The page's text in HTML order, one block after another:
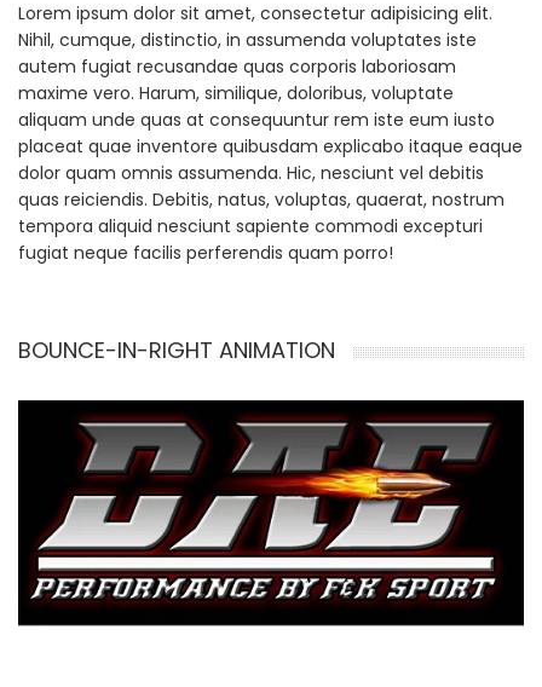
Lorem ipsum dolor sit amet, consectetur adipisicing elit.
Nihil, cumque, distinctio, in assumenda voluptates iste
autem fugiat recusandae quas corporis laboriosam
maxime vero. Harum, similique, doloribus, voluptate
aliquam unde quas at consequuntur rem iste eum iusto
placeat quae inventore quibusdam explicabo itaque eaque
dolor quam omnis assumenda. Hic, nesciunt vel debitis
quas reiciendis. Debitis, natus, voluptas, quaerat, nostrum
tempora aliquid nesciunt sapiente commodi excepturi
fugiat neque facilis perferendis quam porro!
BOUNCE-IN-RIGHT ANIMATION